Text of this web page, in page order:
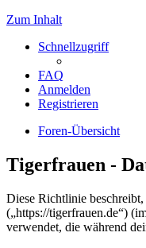
Zum Inhalt
Schnellzugriff
FAQ
Anmelden
Registrieren
Foren-Übersicht
Tigerfrauen -
Diese Richtlinie
(„https://tigerfrauen.de“)
verwendet, die während